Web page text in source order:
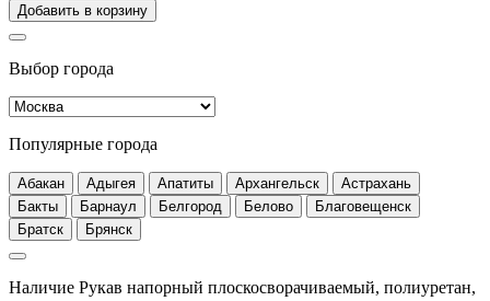
Добавить в корзину
Выбор города
Популярные города
Абакан Адыгея Апатиты Архангельск
Астрахань
Бакты
Барнаул Белгород Белово
Благовещенск
Братск
Брянск
Наличие Рукав напорный плоскосворачиваемый, полиуретан,